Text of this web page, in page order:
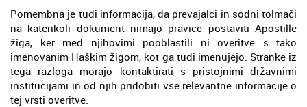
Pomembna je tudi informacija, da prevajalci in sodni tolmači
na katerikoli dokument nimajo pravice postaviti Apostille
žiga, ker med njihovimi pooblastili ni overitve s tako
imenovanim Haškim žigom, kot ga tudi imenujejo. Stranke iz
tega razloga morajo kontaktirati s pristojnimi državnimi
institucijami in od njih pridobiti vse relevantne informacije o
tej vrsti overitve.